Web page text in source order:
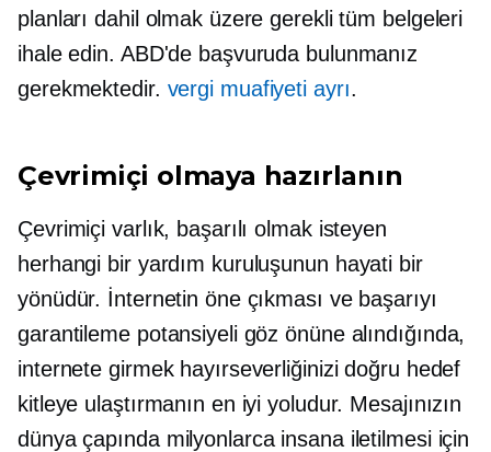
planları dahil olmak üzere gerekli tüm belgeleri
ihale edin. ABD'de başvuruda bulunmanız
gerekmektedir. vergi muafiyeti ayrı.
Çevrimiçi olmaya hazırlanın
Çevrimiçi varlık, başarılı olmak isteyen
herhangi bir yardım kuruluşunun hayati bir
yönüdür. İnternetin öne çıkması ve başarıyı
garantileme potansiyeli göz önüne alındığında,
internete girmek hayırseverliğinizi doğru hedef
kitleye ulaştırmanın en iyi yoludur. Mesajınızın
dünya çapında milyonlarca insana iletilmesi için